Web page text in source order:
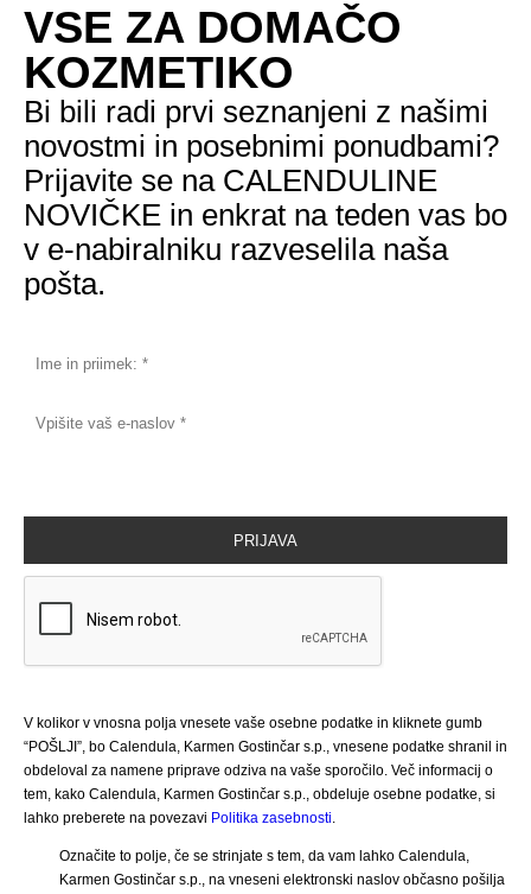
VSE ZA DOMAČO
KOZMETIKO
Bi bili radi prvi seznanjeni z našimi
novostmi in posebnimi ponudbami?
Prijavite se na CALENDULINE
NOVIČKE in enkrat na teden vas bo
v e-nabiralniku razveselila naša
pošta.
V kolikor v vnosna polja vnesete vaše osebne podatke in kliknete gumb
“POŠLJI”, bo Calendula, Karmen Gostinčar s.p., vnesene podatke shranil in
obdeloval za namene priprave odziva na vaše sporočilo. Več informacij o
tem, kako Calendula, Karmen Gostinčar s.p., obdeluje osebne podatke, si
lahko preberete na povezavi Politika zasebnosti.
Označite to polje, če se strinjate s tem, da vam lahko Calendula,
Karmen Gostinčar s.p., na vneseni elektronski naslov občasno pošilja